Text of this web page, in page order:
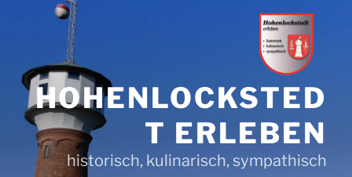
HOHENLOCKSTED
T ERLEBEN
historisch, kulinarisch, sympathisch